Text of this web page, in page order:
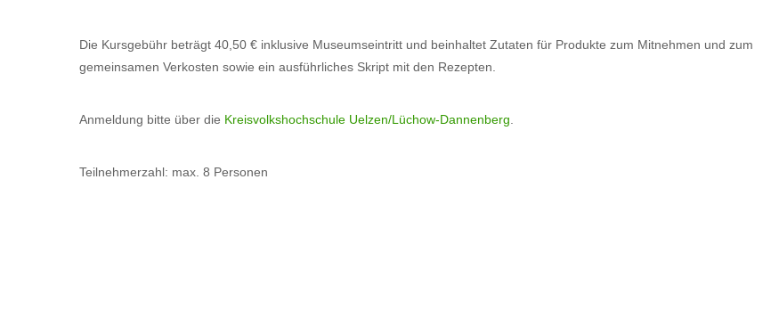
Die Kursgebühr beträgt 40,50 € inklusive Museumseintritt und beinhaltet Zutaten für Produkte zum Mitnehmen und zum
gemeinsamen Verkosten sowie ein ausführliches Skript mit den Rezepten.
Anmeldung bitte über die Kreisvolkshochschule Uelzen/Lüchow-Dannenberg
Teilnehmerzahl: max. 8 Personen